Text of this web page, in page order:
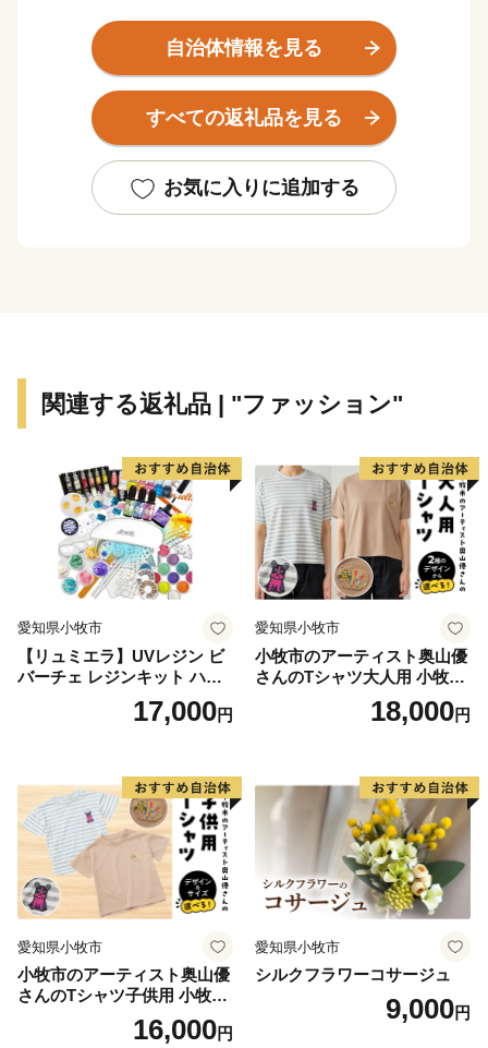
南部は美しい弓状の九十九里浜に面し、北部には干潟八
万石といわれる広大な穀倉地帯となだらかな丘陵地帯の
北総台地が広がっています。
年間平均気温１５℃と温暖な気候は、農業はもちろん畜
りの生産高を誇ります。
また、県内でもトップクラスの漁獲量を誇る飯岡漁港を
●旭市ふるさと応援寄附について
旭市外にお住まいの個人の方で寄附をしていただいた方
には、旭市のＰＲも兼ねて特産品などお礼の品をお送り
します。
【ご注意】
※特典商品の送付は、旭市外にお住まいの個人の方に限
※寄附につきましては、年度内の回数制限は現在設けて
※お礼の品のお届けには1～2ヶ月程度かかることがあり
ます。
※特典商品の写真はイメージです。
※ご寄附から2ヶ月以上先となるお礼品の配送日時指定
は、承ることができません。
■□■……………………………………………………
返礼品・証明書等のお問い合わせはこちらへ
自治体情報を見る
すべての返礼品を見る
お気に入りに追加する
関連する返礼品 | "ファッション"
愛知県小牧市
【リュミエラ】UVレジン ビ
バーチェ レジンキット ハン
ドメイド レジンクラフト ア
クセサリーキット 手作り セ
17,000円
愛知県小牧市
小牧市のアーティスト奥山優
さんのTシャツ大人用 小牧市
18,000円
愛知県小牧市
小牧市のアーティスト奥山優
さんのTシャツ子供用 小牧市
16,000円
愛知県小牧市
シルクフラワーコサージュ
9,000円